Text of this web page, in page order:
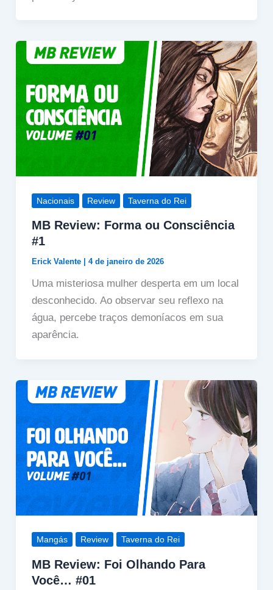
Nacionais Review Taverna do Rei
MB Review: Forma ou Consciência
#1
Erick Valente 4 de janeiro de 2026
Uma misteriosa mulher desperta em um local
desconhecido. Ao observar seu reflexo na
água, percebe traços demoníacos em sua
aparência.
Mangás Review Taverna do Rei
MB Review: Foi Olhando Para
Você… #01